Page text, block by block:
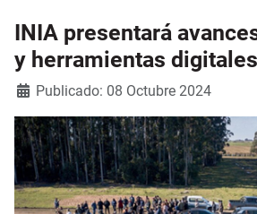
INIA presentará
y herramientas
Detalles
Publicado: 08 Octubre 2024